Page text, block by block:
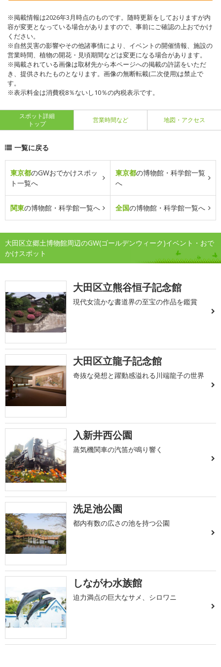
※掲載情報は2026年3月時点のものです。随時更新をしておりますが内
容が変更となっている場合がありますので、事前にご確認の上おでかけ
ください。
※自然災害の影響やその他諸事情により、イベントの開催情報、施設の
営業時間、植物の開花・見頃期間などは変更になる場合があります。
※掲載されている画像は取材先から本ページへの掲載の許諾をいただ
き、提供されたものとなります。画像の無断転載(二次使用)は禁止で
す。
※表示料金は消費税8％ないし10％の内税表示です。
スポット詳細
トップ
営業時間など 地図・アクセス
一覧に戻る
東京都のGWおでかけスポッ
ト一覧へ
東京都の博物館・科学館一覧
へ
関東の博物館・科学館一覧へ 全国の博物館・科学館一覧へ
大田区立郷土博物館周辺のGW(ゴールデンウィーク)イベント・おで
かけスポット
大田区立熊谷恒子記念館
現代女流かな書道界の至宝の作品を鑑賞
大田区立龍子記念館
奇抜な発想と躍動感溢れる川端龍子の世界
入新井西公園
蒸気機関車の汽笛が鳴り響く
洗足池公園
都内有数の広さの池を持つ公園
しながわ水族館
迫力満点の巨大なサメ、シロワニ